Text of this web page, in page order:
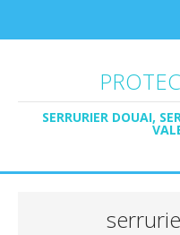
SERRURIER DOUAI,